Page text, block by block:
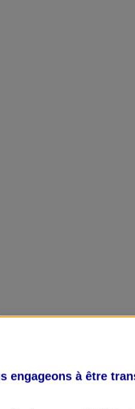
engageons à être